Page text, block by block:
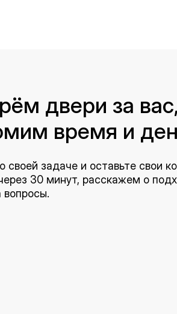
своей задаче и оставьте свои
30 минут, расскажем о
вопросы.
двери за вас,
время и